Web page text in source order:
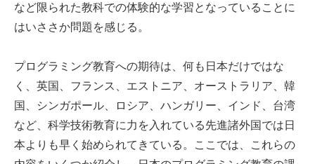
など限られた教科での体験的な学習となっていることに
はいささか問題を感じる。
プログラミング教育への期待は、何も日本だけではな
く、英国、フランス、エストニア、オーストラリア、韓
国、シンガポール、ロシア、ハンガリー、インド、台湾
など、科学技術教育に力を入れている先進諸外国では日
本よりも早く始められてきている。ここでは、これらの